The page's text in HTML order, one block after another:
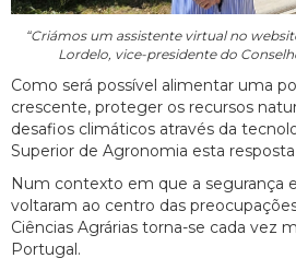
“Criámos um assistente virtual no
Lordelo, vice-presidente do
Como será possível alimentar uma
crescente, proteger os recursos
desafios climáticos através da
Superior de Agronomia esta
Num contexto em que a segurança
voltaram ao centro das
Ciências Agrárias torna-se cada vez
Portugal.